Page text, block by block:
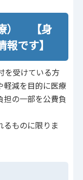
） 【身
です】
を受けている方
軽減を目的に医療
担の一部を公費負
ものに限りま